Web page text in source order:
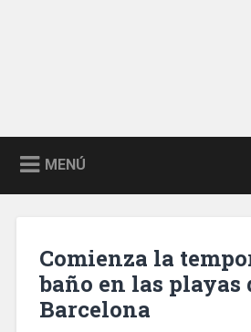
MENÚ
Comienza la
baño en las playas
Barcelona